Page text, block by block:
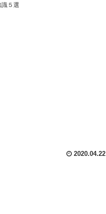
５選
2020.04.22